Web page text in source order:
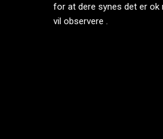
for at dere synes det er ok
vil observere .